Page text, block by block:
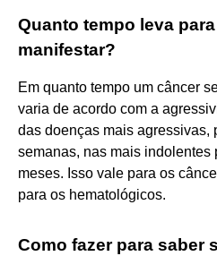
Quanto tempo leva
manifestar?
Em quanto tempo um câncer
varia de acordo com a
das doenças mais agressivas,
semanas, nas mais indolentes
meses. Isso vale para os
para os hematológicos.
Como fazer para saber